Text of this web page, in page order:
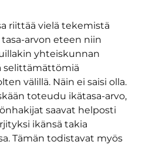
riittää vielä tekemistä
arvon eteen niin
yhteiskunnan
selittämättömiä
välillä. Näin ei saisi olla.
toteudu ikätasa-arvo,
saavat helposti
ikänsä takia
Tämän todistavat myös